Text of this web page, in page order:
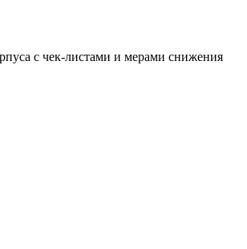
с чек‑листами и мерами снижения